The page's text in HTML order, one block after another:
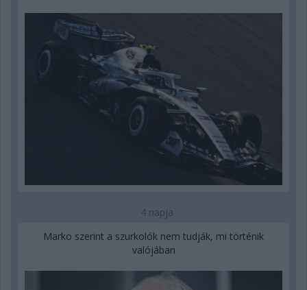
4 napja
Marko szerint a szurkolók nem tudják, mi történik
valójában